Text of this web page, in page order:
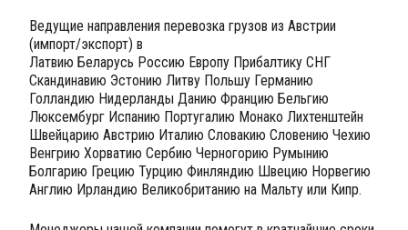
Ведущие направления перевозка грузов из Австрии
(импорт/экспорт) в
Латвию Беларусь Россию Европу Прибалтику СНГ
Скандинавию Эстонию Литву Польшу Германию
Голландию Нидерланды Данию Францию Бельгию
Люксембург Испанию Португалию Монако Лихтенштейн
Швейцарию Австрию Италию Словакию Словению Чехию
Венгрию Хорватию Сербию Черногорию Румынию
Болгарию Грецию Турцию Финляндию Швецию Норвегию
Англию Ирландию Великобританию на Мальту или Кипр.